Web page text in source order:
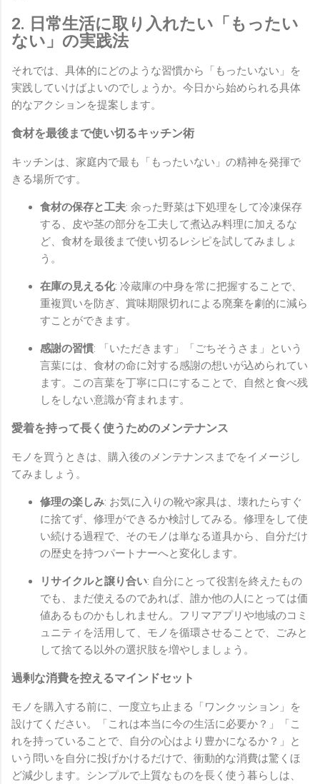
2. 日常生活に取り入れたい「もったい
ない」の実践法
それでは、具体的にどのような習慣から「もったいない」を
実践していけばよいのでしょうか。今日から始められる具体
的なアクションを提案します。
食材を最後まで使い切るキッチン術
キッチンは、家庭内で最も「もったいない」の精神を発揮で
きる場所です。
食材の保存と工夫: 余った野菜は下処理をして冷凍保存
する、皮や茎の部分を工夫して煮込み料理に加えるな
ど、食材を最後まで使い切るレシピを試してみましょ
う。
在庫の見える化: 冷蔵庫の中身を常に把握することで、
重複買いを防ぎ、賞味期限切れによる廃棄を劇的に減ら
すことができます。
感謝の習慣: 「いただきます」「ごちそうさま」という
言葉には、食材の命に対する感謝の想いが込められてい
ます。この言葉を丁寧に口にすることで、自然と食べ残
しをしない意識が育まれます。
愛着を持って長く使うためのメンテナンス
モノを買うときは、購入後のメンテナンスまでをイメージし
てみましょう。
修理の楽しみ: お気に入りの靴や家具は、壊れたらすぐ
に捨てず、修理ができるか検討してみる。修理をして使
い続ける過程で、そのモノは単なる道具から、自分だけ
の歴史を持つパートナーへと変化します。
リサイクルと譲り合い: 自分にとって役割を終えたもの
でも、まだ使えるのであれば、誰か他の人にとっては価
値あるものかもしれません。フリマアプリや地域のコミ
ュニティを活用して、モノを循環させることで、ごみと
して捨てる以外の選択肢を増やしましょう。
過剰な消費を控えるマインドセット
モノを購入する前に、一度立ち止まる「ワンクッション」を
設けてください。「これは本当に今の生活に必要か？」「こ
れを持っていることで、自分の心はより豊かになるか？」と
いう問いを自分に投げかけるだけで、衝動的な消費は驚くほ
ど減少します。シンプルで上質なものを長く使う暮らしは、